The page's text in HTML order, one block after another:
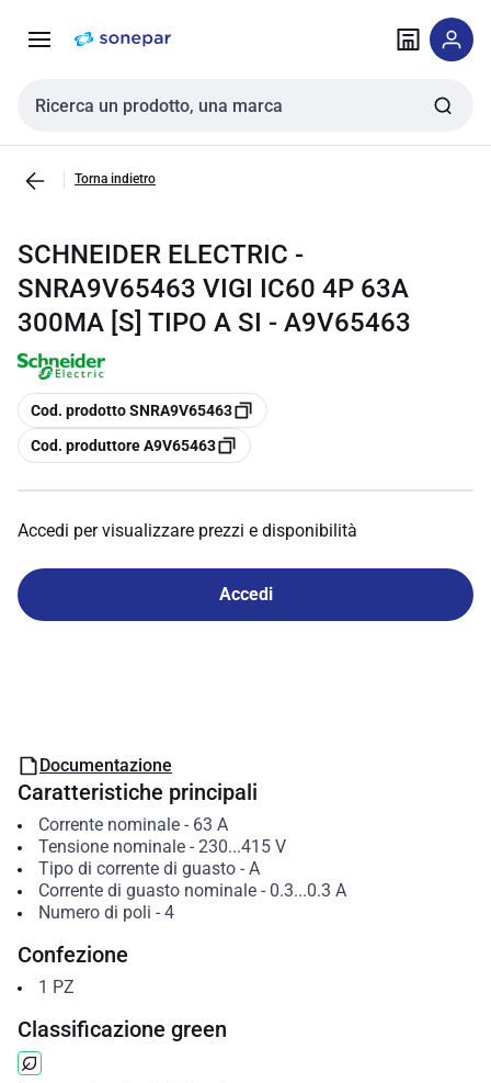
navigazione alla
Cerca input
Torna indietro
SCHNEIDER ELECTRIC -
SNRA9V65463 VIGI IC60 4P 63A
300MA [S] TIPO A SI - A9V65463
copia
Cod. prodotto SNRA9V65463
copia
Cod. produttore A9V65463
Accedi per visualizzare prezzi e disponibilità
Accedi
Documentazione
Caratteristiche principali
Corrente nominale- 63 A
Tensione nominale- 230...415 V
Tipo di corrente di guasto- A
Corrente di guasto nominale- 0.3...0.3 A
Numero di poli - 4
Confezione
1 PZ
Classificazione green